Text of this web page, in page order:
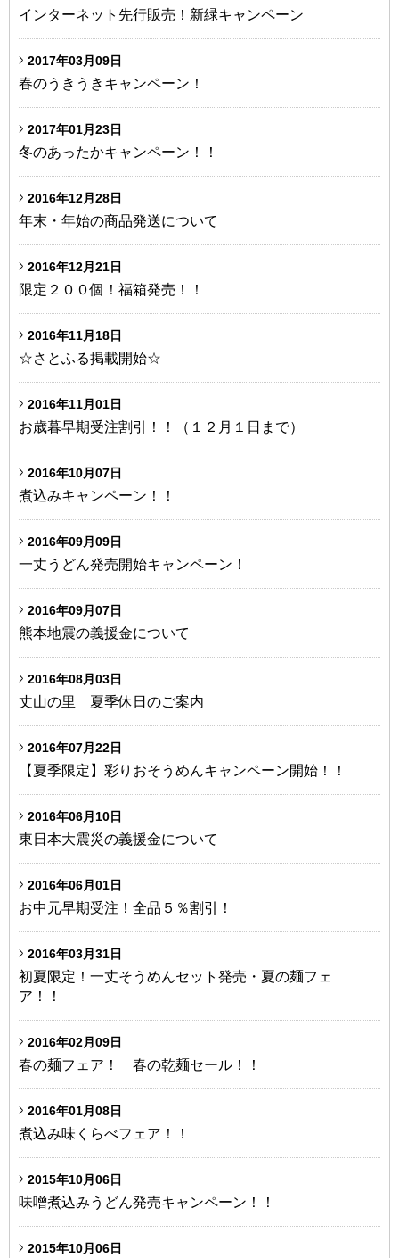
インターネット先行販売！新緑キャンペーン
2017年03月09日
春のうきうきキャンペーン！
2017年01月23日
冬のあったかキャンペーン！！
2016年12月28日
年末・年始の商品発送について
2016年12月21日
限定２００個！福箱発売！！
2016年11月18日
☆さとふる掲載開始☆
2016年11月01日
お歳暮早期受注割引！！（１２月１日まで）
2016年10月07日
煮込みキャンペーン！！
2016年09月09日
一丈うどん発売開始キャンペーン！
2016年09月07日
熊本地震の義援金について
2016年08月03日
丈山の里 夏季休日のご案内
2016年07月22日
【夏季限定】彩りおそうめんキャンペーン開始！！
2016年06月10日
東日本大震災の義援金について
2016年06月01日
お中元早期受注！全品５％割引！
2016年03月31日
初夏限定！一丈そうめんセット発売・夏の麺フェ
ア！！
2016年02月09日
春の麺フェア！ 春の乾麺セール！！
2016年01月08日
煮込み味くらべフェア！！
2015年10月06日
味噌煮込みうどん発売キャンペーン！！
2015年10月06日